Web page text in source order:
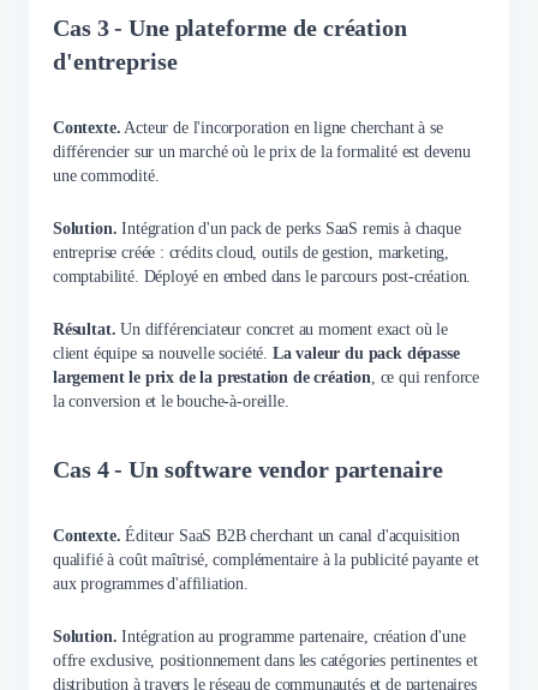
Cas 3 - Une plateforme de création
d'entreprise
Contexte. Acteur de l'incorporation en ligne cherchant à se
différencier sur un marché où le prix de la formalité est devenu
une commodité.
Solution. Intégration d'un pack de perks SaaS remis à chaque
entreprise créée : crédits cloud, outils de gestion, marketing,
comptabilité. Déployé en embed dans le parcours post-création.
Résultat. Un différenciateur concret au moment exact où le
client équipe sa nouvelle société. La valeur du pack dépasse
largement le prix de la prestation de création , ce qui renforce
la conversion et le bouche-à-oreille.
Cas 4 - Un software vendor partenaire
Contexte. Éditeur SaaS B2B cherchant un canal d'acquisition
qualifié à coût maîtrisé, complémentaire à la publicité payante et
aux programmes d'affiliation.
Solution. Intégration au programme partenaire, création d'une
offre exclusive, positionnement dans les catégories pertinentes et
distribution à travers le réseau de communautés et de partenaires